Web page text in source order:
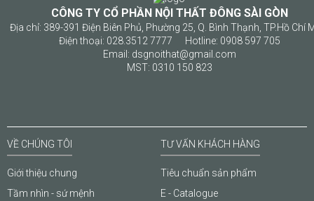
CÔNG TY CỔ PHẦN NỘI THẤT ĐÔNG SÀI GÒN
Địa chỉ: 389-391 Điện Biên Phủ, Phường 25, Q. Bình Thạnh, TP.Hồ Chí
Điện thoại: 028.3512 7777 Hotline: 0908 597 705
Email: dsgnoithat@gmail.com
MST: 0310 150 823
VỀ CHÚNG TÔI
Giới thiệu chung
Tầm nhìn - sứ mệnh
TƯ VẤN KHÁCH HÀNG
Tiêu chuẩn sản phẩm
E - Catalogue